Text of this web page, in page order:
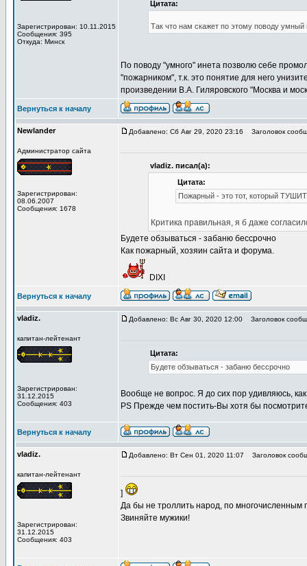
Зарегистрирован: 10.11.2015
Сообщения: 395
Откуда: Минск
Цитата:
Так что нам скажет по этому поводу умный
По поводу "умного" инета позволю себе
"пожарником", т.к. это понятие для него
произведении В.А. Гиляровского "Москва и
Вернуться к началу
Newlander
Администратор сайта
Зарегистрирован:
08.06.2007
Сообщения: 1678
Добавлено: Сб Авг 29, 2020 23:16 Заголовок
vladiz. писал(а):
Цитата:
Пожарный - это тот, который
Критика правильная, я б даже
Будете обзываться - забаню бессрочно
Как пожарный, хозяин сайта и форума.
DIXI
Вернуться к началу
vladiz.
капитан-лейтенант
Зарегистрирован:
31.12.2015
Сообщения: 403
Добавлено: Вс Авг 30, 2020 12:00 Заголовок
Цитата:
Будете обзываться - забаню бессрочно
Вообще не вопрос. Я до сих пор удивляюсь,
PS Прежде чем постить-Вы хотя бы
Вернуться к началу
vladiz.
капитан-лейтенант
Зарегистрирован:
31.12.2015
Сообщения: 403
Добавлено: Вт Сен 01, 2020 11:07 Заголовок
]
Да бы не троллить народ, по многочисленным
Звиняйте мужики!